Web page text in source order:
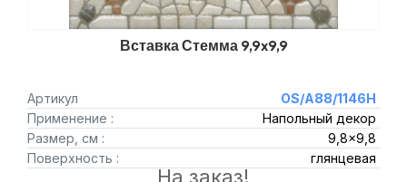
Вставка Стемма 9,9x9,9
Артикул
OS/A88/1146H
Применение :
Напольный декор
Размер, см :
9,8x9,8
Поверхность :
глянцевая
На заказ!